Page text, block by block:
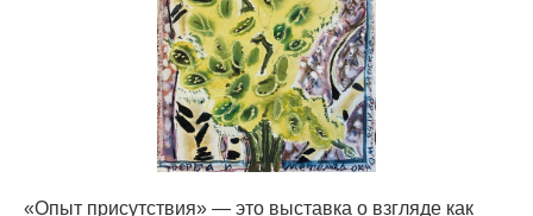
«Опыт присутствия» — это выставка о взгляде как